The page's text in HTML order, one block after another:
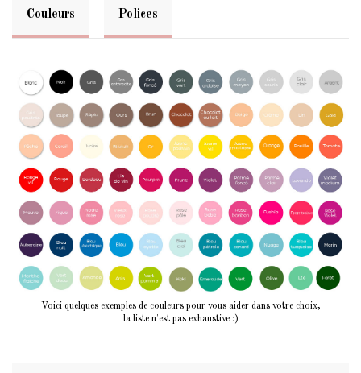
Couleurs Polices
Voici quelques exemples de couleurs pour vous aider dans votre choix,
la liste n'est pas exhaustive :)